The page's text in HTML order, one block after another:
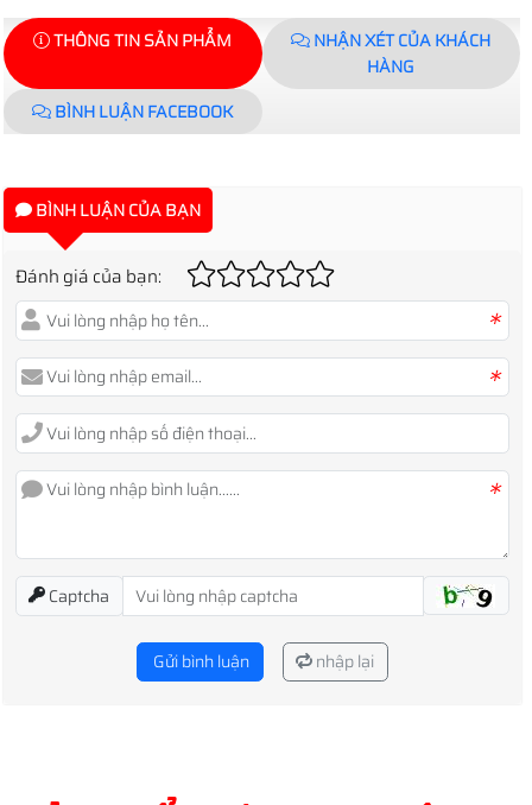
THÔNG TIN SẢN PHẨM
NHẬN XÉT CỦA KHÁCH
HÀNG
BÌNH LUẬN FACEBOOK
BÌNH LUẬN CỦA BẠN
Đánh giá của bạn:
*
*
*
Captcha
Gửi bình luận nhập lại